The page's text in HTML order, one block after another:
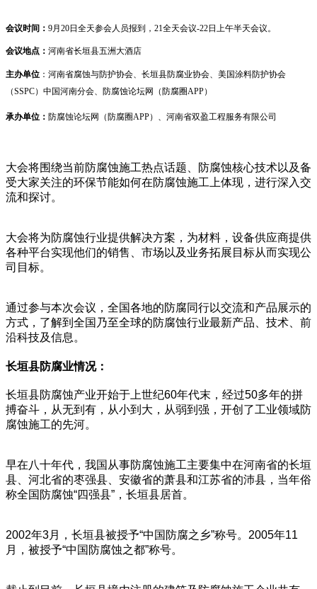
会议时间： 9月20日全天参会人员报到， 21全天会议-22日上午半天会议。
会议地点： 河南省长垣县五洲大酒店
主办单位 ：河南省腐蚀与防护协会、长垣县防腐业协会、美国涂料防护协会
（SSPC）中国河南分会、防腐蚀论坛网（防腐圈APP）
承办单位： 防腐蚀论坛网（防腐圈APP）、河南省双盈工程服务有限公司
大会将围绕当前防腐蚀施工热点话题、防腐蚀核心技术以及备
受大家关注的环保节能如何在防腐蚀施工上体现，进行深入交
流和探讨。
大会将为防腐蚀行业提供解决方案，为材料，设备供应商提供
各种平台实现他们的销售、市场以及业务拓展目标从而实现公
司目标。
通过参与本次会议，全国各地的防腐同行以交流和产品展示的
方式，了解到全国乃至全球的防腐蚀行业最新产品、技术、前
沿科技及信息。
长垣县防腐业情况：
长垣县防腐蚀产业开始于上世纪60年代末，经过50多年的拼
搏奋斗，从无到有，从小到大，从弱到强，开创了工业领域防
腐蚀施工的先河。
早在八十年代，我国从事防腐蚀施工主要集中在河南省的长垣
县、河北省的枣强县、安徽省的萧县和江苏省的沛县，当年俗
称全国防腐蚀“四强县”，长垣县居首。
2002年3月，长垣县被授予“中国防腐之乡”称号。2005年11
月，被授予“中国防腐蚀之都”称号。